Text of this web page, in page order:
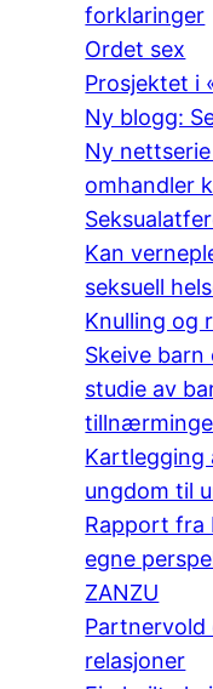
forklaringer
Ordet sex
Prosjektet i
Ny blogg:
Ny
omhandler
Kan
seksuell
Knulling og
Skeive barn
studie av
Kartlegging
ungdom til
Rapport fra
egne
ZANZU
relasjoner